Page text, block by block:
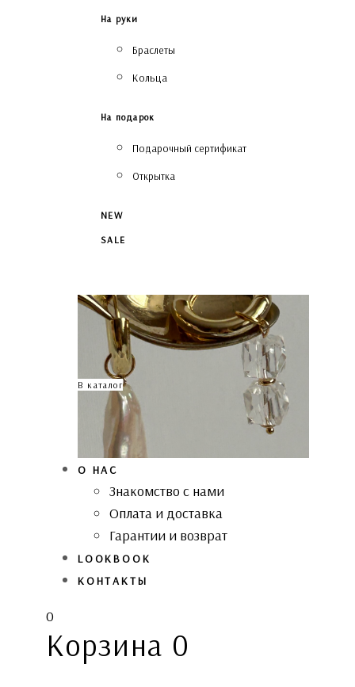
На руки
Браслеты
Кольца
На подарок
Подарочный сертификат
Открытка
NEW
SALE
В каталог
О НАС
Знакомство с нами
Оплата и доставка
Гарантии и возврат
LOOKBOOK
КОНТАКТЫ
0
Корзина 0